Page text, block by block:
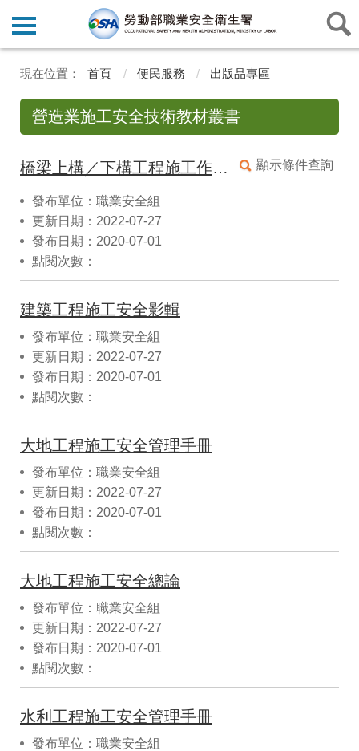
首頁 便民服務 出版品專區
營造業施工安全技術教材叢書
顯示條件查詢
橋梁上構／下構工程施工作業安全影輯
發布單位：職業安全組
更新日期：2022-07-27
發布日期：2020-07-01
點閱次數：
建築工程施工安全影輯
發布單位：職業安全組
更新日期：2022-07-27
發布日期：2020-07-01
點閱次數：
大地工程施工安全管理手冊
發布單位：職業安全組
更新日期：2022-07-27
發布日期：2020-07-01
點閱次數：
大地工程施工安全總論
發布單位：職業安全組
更新日期：2022-07-27
發布日期：2020-07-01
點閱次數：
水利工程施工安全管理手冊
發布單位：職業安全組